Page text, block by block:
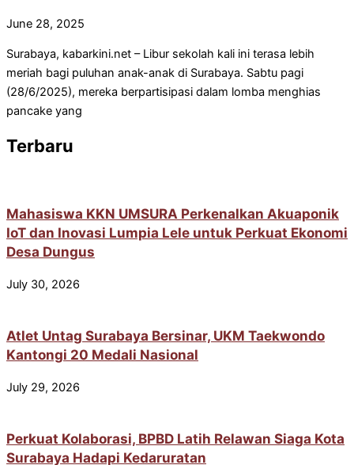
June 28, 2025
Surabaya, kabarkini.net – Libur sekolah kali ini terasa lebih
meriah bagi puluhan anak-anak di Surabaya. Sabtu pagi
(28/6/2025), mereka berpartisipasi dalam lomba menghias
pancake yang
Terbaru
Mahasiswa KKN UMSURA Perkenalkan Akuaponik
IoT dan Inovasi Lumpia Lele untuk Perkuat Ekonomi
Desa Dungus
July 30, 2026
Atlet Untag Surabaya Bersinar, UKM Taekwondo
Kantongi 20 Medali Nasional
July 29, 2026
Perkuat Kolaborasi, BPBD Latih Relawan Siaga Kota
Surabaya Hadapi Kedaruratan